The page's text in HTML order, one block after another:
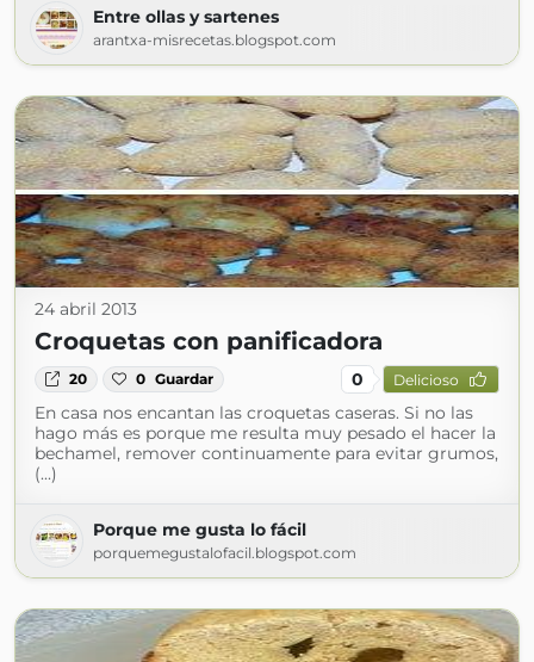
Entre ollas y sartenes
arantxa-misrecetas.blogspot.com
24 abril 2013
Croquetas con panificadora
20 0 Guardar 0 Delicioso
En casa nos encantan las croquetas caseras. Si no las
hago más es porque me resulta muy pesado el hacer la
bechamel, remover continuamente para evitar grumos,
(...)
Porque me gusta lo fácil
porquemegustalofacil.blogspot.com